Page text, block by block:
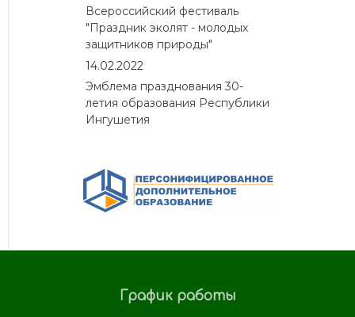
Всероссийский фестиваль
"Праздник эколят - молодых
защитников природы"
14.02.2022
Эмблема празднования 30-
летия образования Республики
Ингушетия
График работы